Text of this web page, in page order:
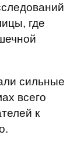
где
сильные
всего
к